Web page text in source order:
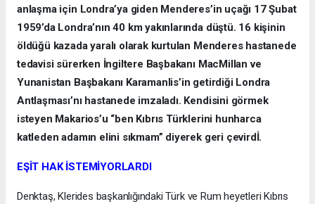
anlaşma için Londra’ya giden Menderes’in uçağı 17 Şubat
1959’da Londra’nın 40 km yakınlarında düştü. 16 kişinin
öldüğü kazada yaralı olarak kurtulan Menderes hastanede
tedavisi sürerken İngiltere Başbakanı MacMillan ve
Yunanistan Başbakanı Karamanlis’in getirdiği Londra
Antlaşması’nı hastanede imzaladı. Kendisini görmek
isteyen Makarios’u “ben Kıbrıs Türklerini hunharca
katleden adamın elini sıkmam” diyerek geri çevirdİ.
EŞİT HAK İSTEMİYORLARDI
Denktaş, Klerides başkanlığındaki Türk ve Rum heyetleri Kıbrıs